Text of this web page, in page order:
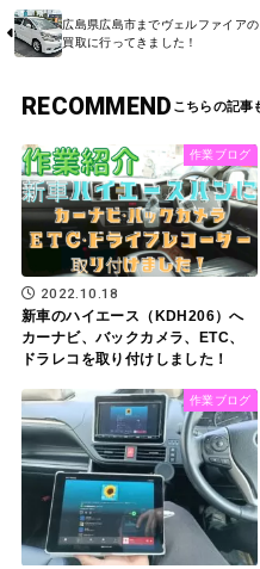
広島県広島市までヴェルファイアの
買取に行ってきました！
RECOMMEND
作業ブログ
2022.10.18
新車のハイエース（KDH206）へ
カーナビ、バックカメラ、ETC、
ドラレコを取り付けしました！
作業ブログ